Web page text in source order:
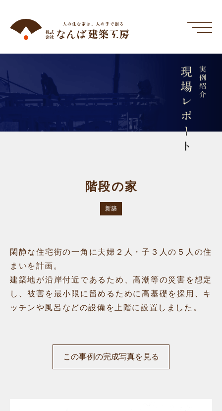
実例紹介
現場レポート
階段の家
新築
閑静な住宅街の一角に夫婦２人・子３人の５人の住
まいを計画。
建築地が沿岸付近であるため、高潮等の災害を想定
し、被害を最小限に留めるために高基礎を採用、キ
ッチンや風呂などの設備を上階に設置しました。
この事例の完成写真を見る